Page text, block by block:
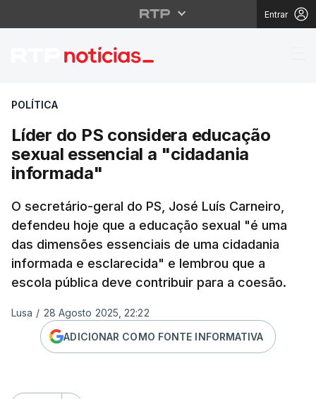
Entrar
Líder do PS
POLÍTICA
Líder do PS considera educação
sexual essencial a "cidadania
informada"
O secretário-geral do PS, José Luís Carneiro,
defendeu hoje que a educação sexual "é uma
das dimensões essenciais de uma cidadania
informada e esclarecida" e lembrou que a
escola pública deve contribuir para a coesão.
Lusa / 28 Agosto 2025, 22:22
ADICIONAR COMO FONTE INFORMATIVA